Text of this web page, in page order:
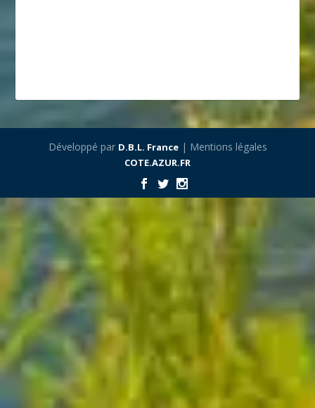
Développé par D.B.L. France| Mentions légales
COTE.AZUR.FR